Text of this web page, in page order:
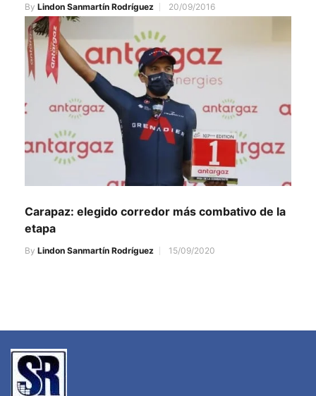
By Lindon Sanmartín Rodríguez 20/09/2016
Carapaz: elegido corredor más combativo de la
etapa
By Lindon Sanmartín Rodríguez 15/09/2020